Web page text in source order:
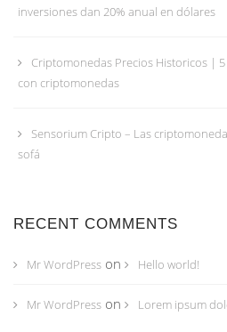
inversiones dan 20% anual en dólares
Criptomonedas Precios Historicos |
con criptomonedas
Sensorium Cripto – Las
sofá
RECENT COMMENTS
Mr WordPress on Hello world!
Mr WordPress on Lorem ipsum